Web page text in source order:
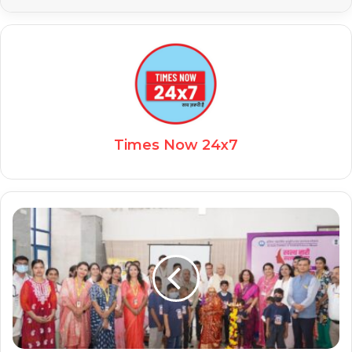
Times Now 24x7